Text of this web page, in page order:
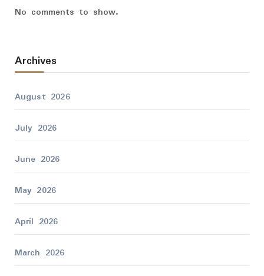
No comments to show.
Archives
August 2026
July 2026
June 2026
May 2026
April 2026
March 2026